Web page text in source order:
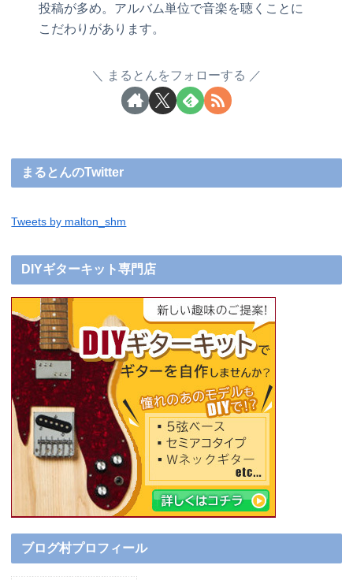
投稿が多め。アルバム単位で音楽を聴くことに
こだわりがあります。
まるとんをフォローする
まるとんのTwitter
Tweets by malton_shm
DIYギターキット専門店
ブログ村プロフィール